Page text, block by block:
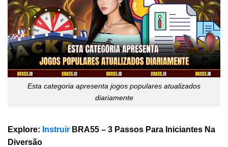
Esta categoria apresenta jogos populares atualizados
diariamente
Explore: Instruir BRA55 – 3 Passos Para Iniciantes Na
Diversão